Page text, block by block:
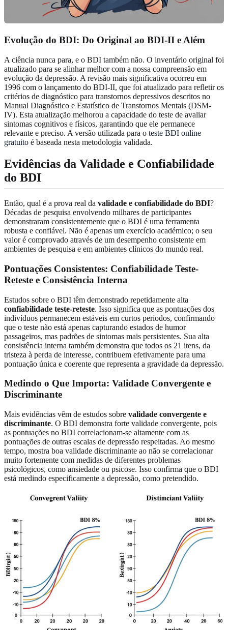
Evolução do BDI: Do Original ao BDI-II e Além
A ciência nunca para, e o BDI também não. O inventário original foi
atualizado para se alinhar melhor com a nossa compreensão em
evolução da depressão. A revisão mais significativa ocorreu em
1996 com o lançamento do BDI-II, que foi atualizado para refletir os
critérios de diagnóstico para transtornos depressivos descritos no
Manual Diagnóstico e Estatístico de Transtornos Mentais (DSM-
IV). Esta atualização melhorou a capacidade do teste de avaliar
sintomas cognitivos e físicos, garantindo que ele permanece
relevante e preciso. A versão utilizada para o teste BDI online
gratuito é baseada nesta metodologia validada.
Evidências da Validade e Confiabilidade
do BDI
Então, qual é a prova real da validade e confiabilidade do BDI?
Décadas de pesquisa envolvendo milhares de participantes
demonstraram consistentemente que o BDI é uma ferramenta
robusta e confiável. Não é apenas um exercício académico; o seu
valor é comprovado através de um desempenho consistente em
ambientes de pesquisa e em ambientes clínicos do mundo real.
Pontuações Consistentes: Confiabilidade Teste-
Reteste e Consistência Interna
Estudos sobre o BDI têm demonstrado repetidamente alta
confiabilidade teste-reteste. Isso significa que as pontuações dos
indivíduos permanecem estáveis em curtos períodos, confirmando
que o teste não está apenas capturando estados de humor
passageiros, mas padrões de sintomas mais persistentes. Sua alta
consistência interna também demonstra que todos os 21 itens, da
tristeza à perda de interesse, contribuem efetivamente para uma
pontuação única e coerente que representa a gravidade da depressão.
Medindo o Que Importa: Validade Convergente e
Discriminante
Mais evidências vêm de estudos sobre validade convergente e
discriminante. O BDI demonstra forte validade convergente, pois
as pontuações no BDI correlacionam-se altamente com as
pontuações de outras escalas de depressão respeitadas. Ao mesmo
tempo, mostra boa validade discriminante ao não se correlacionar
muito fortemente com medidas de diferentes problemas
psicológicos, como ansiedade ou psicose. Isso confirma que o BDI
está medindo especificamente a depressão, como pretendido.